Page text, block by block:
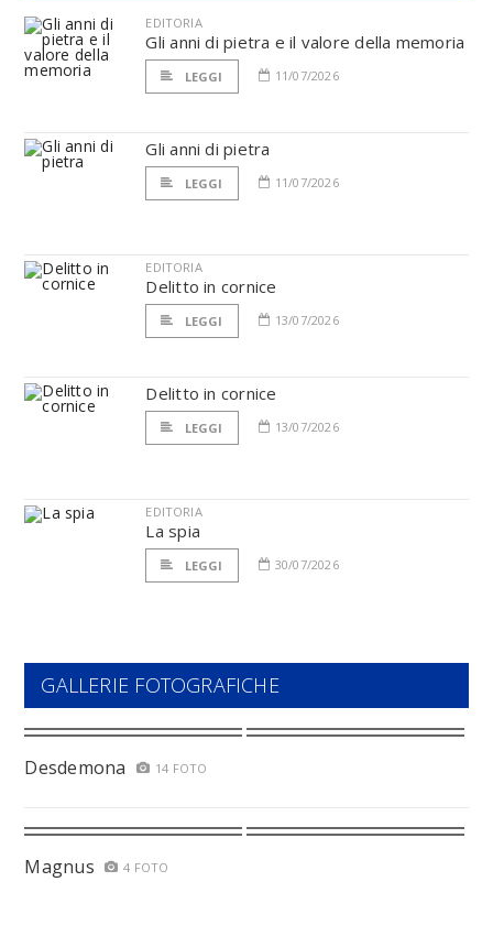
EDITORIA
Gli anni di pietra e il valore della memoria
LEGGI 11/07/2026
Gli anni di pietra
LEGGI 11/07/2026
EDITORIA
Delitto in cornice
LEGGI 13/07/2026
Delitto in cornice
LEGGI 13/07/2026
EDITORIA
La spia
LEGGI 30/07/2026
GALLERIE FOTOGRAFICHE
Desdemona 14 FOTO
Magnus 4 FOTO